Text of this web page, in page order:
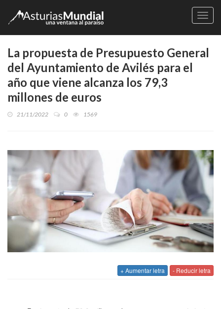
La propuesta de Presupuesto General
del Ayuntamiento de Avilés para el
año que viene alcanza los 79,3
millones de euros
21/11/2022 0 1569
+ Aumentar letra - Reducir letra